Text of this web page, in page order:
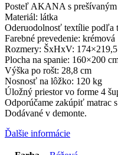
Posteľ AKANA s
Materiál: látka
Oderuodolnosť textílie podľa
Farebné prevedenie: krémová
Rozmery: ŠxHxV:
Plocha na spanie: 160×200
Výška po rošt: 28,8 cm
Nosnosť na lôžko: 120 kg
Úložný priestor vo forme 4
Odporúčame zakúpiť matrac
Dodávané v demonte.
Ďalšie informácie